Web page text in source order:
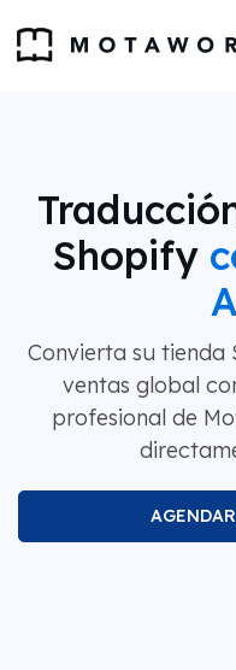
Shopify
Convierta su tienda
ventas global
profesional de